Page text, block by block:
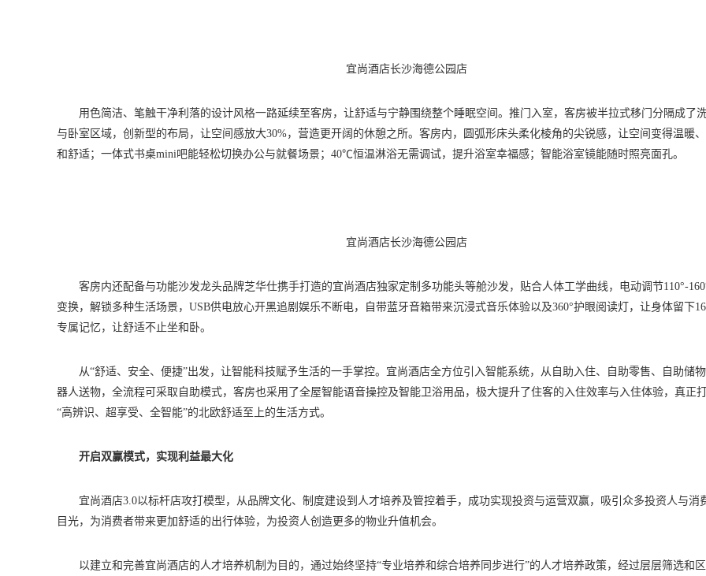
宜尚酒店长沙海德公园店
用色简洁、笔触干净利落的设计风格一路延续至客房，让舒适与宁静围绕整个睡眠空间。推门入室，客房被半拉式移门分隔成了
与卧室区域，创新型的布局，让空间感放大30%，营造更开阔的休憩之所。客房内，圆弧形床头柔化棱角的尖锐感，让空间变得温暖
和舒适；一体式书桌mini吧能轻松切换办公与就餐场景；40℃恒温淋浴无需调试，提升浴室幸福感；智能浴室镜能随时照亮面孔。
宜尚酒店长沙海德公园店
客房内还配备与功能沙发龙头品牌芝华仕携手打造的宜尚酒店独家定制多功能头等舱沙发，贴合人体工学曲线，电动调节110°-
变换，解锁多种生活场景，USB供电放心开黑追剧娱乐不断电，自带蓝牙音箱带来沉浸式音乐体验以及360°护眼阅读灯，让身体留下
专属记忆，让舒适不止坐和卧。
从“舒适、安全、便捷”出发，让智能科技赋予生活的一手掌控。宜尚酒店全方位引入智能系统，从自助入住、自助零售、自助储
器人送物，全流程可采取自助模式，客房也采用了全屋智能语音操控及智能卫浴用品，极大提升了住客的入住效率与入住体验，真正
“高辨识、超享受、全智能”的北欧舒适至上的生活方式。
开启双赢模式，实现利益最大化
宜尚酒店3.0以标杆店攻打模型，从品牌文化、制度建设到人才培养及管控着手，成功实现投资与运营双赢，吸引众多投资人与消
目光，为消费者带来更加舒适的出行体验，为投资人创造更多的物业升值机会。
以建立和完善宜尚酒店的人才培养机制为目的，通过始终坚持“专业培养和综合培养同步进行”的人才培养政策，经过层层筛选和区